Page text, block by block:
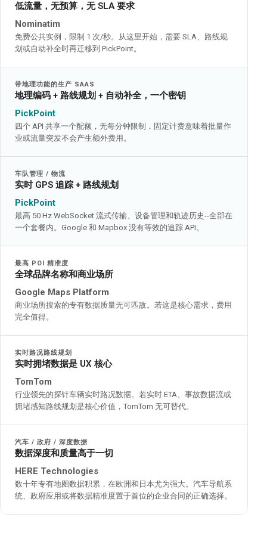
低流量，无预算，无 SLA 要求
Nominatim
免费公共实例，限制 1 次/秒。从这里开始，需要 SLA、路线规
划或自动补全时再迁移到 PickPoint。
带地理功能的生产 SAAS
地理编码 + 路线规划 + 自动补全，一个密钥
PickPoint
四个 API 共享一个配额，无每分钟限制，固定计费意味着批量作
业或流量突发不会产生额外费用。
车队管理 / 物流
实时 GPS 追踪 + 路线规划
PickPoint
最高 50 Hz WebSocket 流式传输、设备管理和轨迹历史--全部在
一个套餐内。Google 和 Mapbox 没有等效的追踪 API。
最高 POI 精准度
全球品牌名称和商业场所
Google Maps Platform
商业场所搜索的专有数据质量无可匹敌。若这是核心需求，费用
完全值得。
实时路况路线规划
实时拥堵数据是 UX 核心
TomTom
行业领先的探针车辆实时路况数据。若实时 ETA、事故数据流或
拥堵感知路线规划是核心价值，TomTom 无可替代。
汽车 / 政府 / 深度数据
数据深度和质量高于一切
HERE Technologies
数十年专有地图数据积累，在欧洲和日本尤为强大。汽车导航系
统、政府应用或将数据精准度置于首位的企业合同的正确选择。